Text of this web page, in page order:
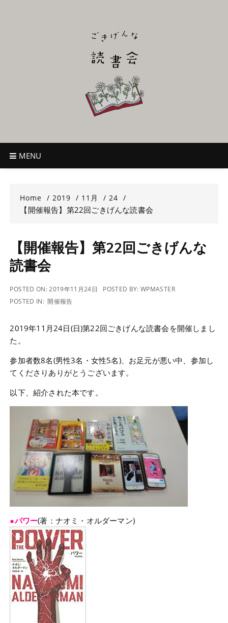
ごきげんな読
~児童書好き主催者によるオールジャンルOK！のんびり読書会~
MENU
Home 2019 11月 24
【開催報告】第22回ごきげんな読書会
【開催報告】第22回ごきげんな
読書会
POSTED ON:2019年11月24日 POSTED BY:WPMASTER
POSTED IN: 開催報告
2019年11月24日(日)第22回ごきげんな読書会を開催しまし
た。
参加者数8名(男性3名・女性5名)、お足元が悪い中、参加し
てくださりありがとうございます。
以下、紹介された本です。
●パワー(著：ナオミ・オルダーマン)